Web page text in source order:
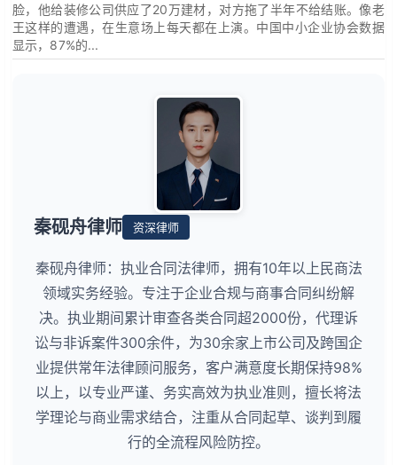
脸，他给装修公司供应了20万建材，对方拖了半年不给结账。像老
王这样的遭遇，在生意场上每天都在上演。中国中小企业协会数据
显示，87%的...
秦砚舟律师 资深律师
秦砚舟律师：执业合同法律师，拥有10年以上民商法
领域实务经验。专注于企业合规与商事合同纠纷解
决。执业期间累计审查各类合同超2000份，代理诉
讼与非诉案件300余件，为30余家上市公司及跨国企
业提供常年法律顾问服务，客户满意度长期保持98%
以上，以专业严谨、务实高效为执业准则，擅长将法
学理论与商业需求结合，注重从合同起草、谈判到履
行的全流程风险防控。